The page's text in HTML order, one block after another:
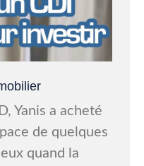
Yanis a acheté
de quelques
quand la